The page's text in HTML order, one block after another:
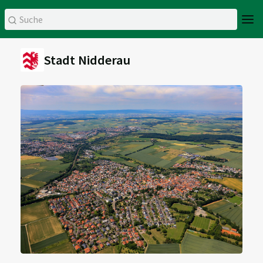
Stadt Nidderau